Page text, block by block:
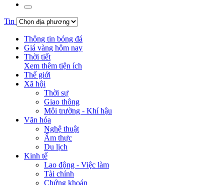
Tin
Thông tin bóng đá
Giá vàng hôm nay
Thời tiết
Xem thêm tiện ích
Thế giới
Xã hội
Thời sự
Giao thông
Môi trường - Khí hậu
Văn hóa
Nghệ thuật
Ẩm thực
Du lịch
Kinh tế
Lao động - Việc làm
Tài chính
Chứng khoán